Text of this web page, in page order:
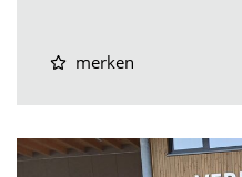
merken